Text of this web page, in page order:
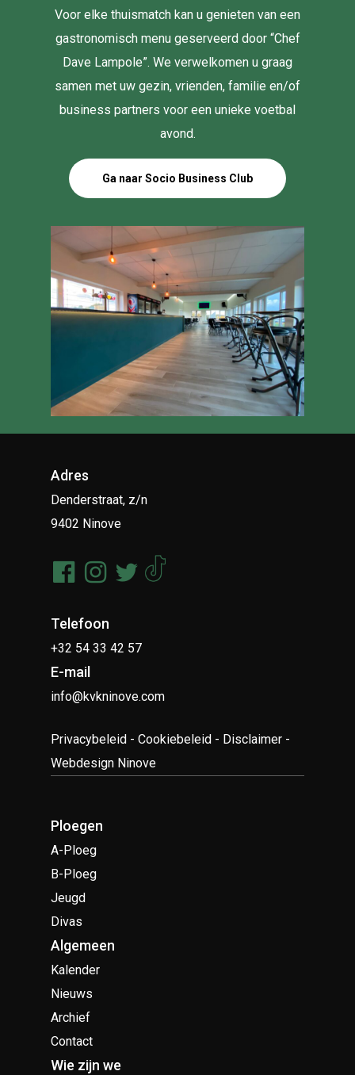
Voor elke thuismatch kan u genieten van een
gastronomisch menu geserveerd door “Chef
Dave Lampole”. We verwelkomen u graag
samen met uw gezin, vrienden, familie en/of
business partners voor een unieke voetbal
avond.
Ga naar Socio Business Club
Adres
Denderstraat, z/n
9402 Ninove
Telefoon
+32 54 33 42 57
E-mail
info@kvkninove.com
Privacybeleid -Cookiebeleid - Disclaimer -
Webdesign Ninove
Ploegen
A-Ploeg
B-Ploeg
Jeugd
Divas
Algemeen
Kalender
Nieuws
Archief
Contact
Wie zijn we